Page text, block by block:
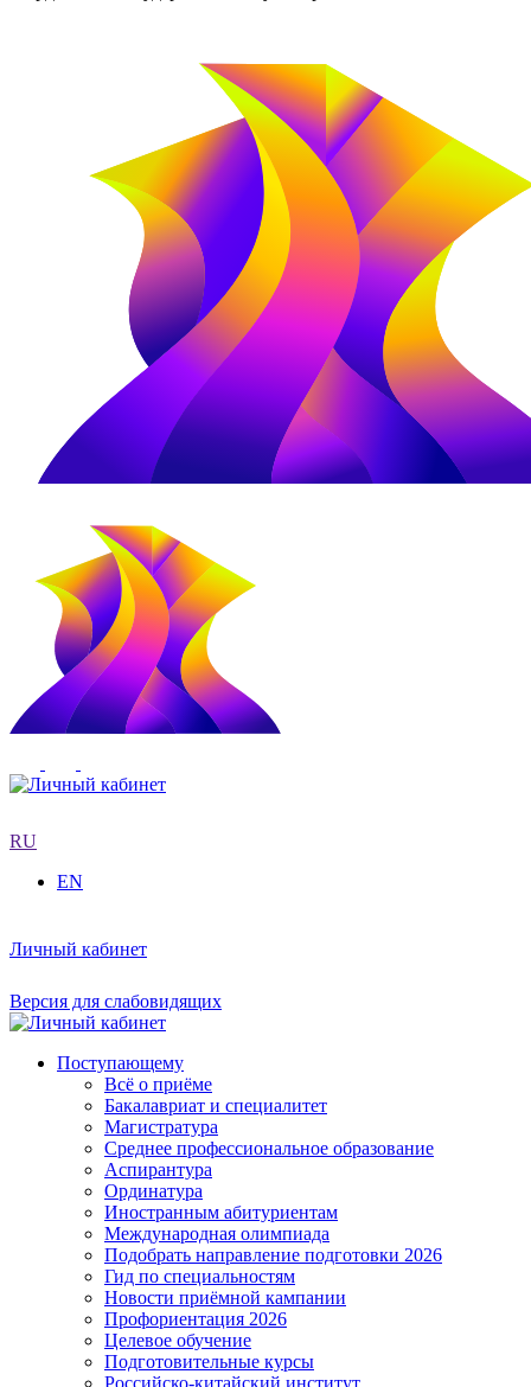
RU
EN
Личный кабинет
Версия для слабовидящих
Поступающему
Всё о приёме
Бакалавриат и специалитет
Магистратура
Среднее профессиональное образование
Аспирантура
Ординатура
Иностранным абитуриентам
Международная олимпиада
Подобрать направление подготовки 2026
Гид по специальностям
Новости приёмной кампании
Профориентация 2026
Целевое обучение
Подготовительные курсы
Российско-китайский институт